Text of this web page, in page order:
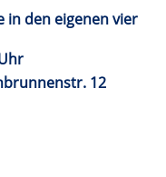
in den eigenen vier
12